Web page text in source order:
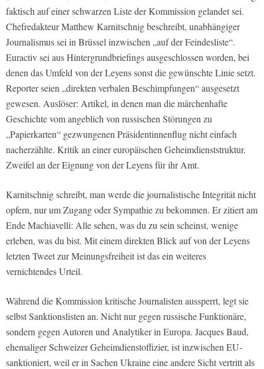
faktisch auf einer schwarzen Liste der Kommission gelandet sei.
Chefredakteur Matthew Karnitschnig beschreibt, unabhängiger
Journalismus sei in Brüssel inzwischen „auf der Feindesliste“.
Euractiv sei aus Hintergrundbriefings ausgeschlossen worden, bei
denen das Umfeld von der Leyens sonst die gewünschte Linie setzt.
Reporter seien „direkten verbalen Beschimpfungen“ ausgesetzt
gewesen. Auslöser: Artikel, in denen man die märchenhafte
Geschichte vom angeblich von russischen Störungen zu
„Papierkarten“ gezwungenen Präsidentinnenflug nicht einfach
nacherzählte. Kritik an einer europäischen Geheimdienststruktur.
Zweifel an der Eignung von der Leyens für ihr Amt.
Karnitschnig schreibt, man werde die journalistische Integrität nicht
opfern, nur um Zugang oder Sympathie zu bekommen. Er zitiert am
Ende Machiavelli: Alle sehen, was du zu sein scheinst, wenige
erleben, was du bist. Mit einem direkten Blick auf von der Leyens
letzten Tweet zur Meinungsfreiheit ist das ein weiteres
vernichtendes Urteil.
Während die Kommission kritische Journalisten aussperrt, legt sie
selbst Sanktionslisten an. Nicht nur gegen russische Funktionäre,
sondern gegen Autoren und Analytiker in Europa. Jacques Baud,
ehemaliger Schweizer Geheimdienstoffizier, ist inzwischen EU-
sanktioniert, weil er in Sachen Ukraine eine andere Sicht vertritt als